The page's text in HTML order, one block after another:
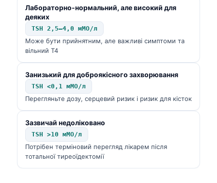
Лабораторно-нормальний, але високий для
деяких
TSH 2,5–4,0 мМО/л
Може бути прийнятним, але важливі симптоми та
вільний T4
Занизький для доброякісного захворювання
TSH <0,1 мМО/л
Перегляньте дозу, серцевий ризик і ризик для кісток
Зазвичай недоліковано
TSH >10 мМО/л
Потрібен терміновий перегляд лікарем після
тотальної тиреоїдектомії